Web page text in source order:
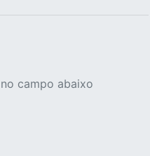
campo abaixo